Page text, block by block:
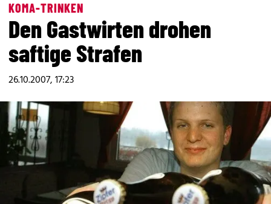
KOMA-TRINKEN
Den Gastwirten drohen
saftige Strafen
26.10.2007, 17:23